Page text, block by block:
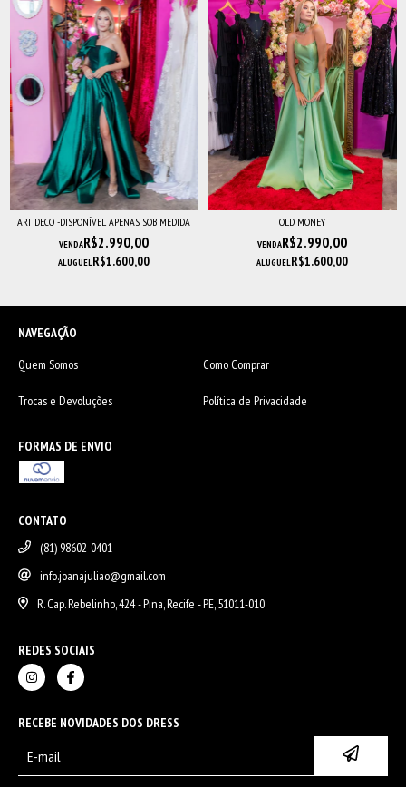
ART DECO -DISPONÍVEL APENAS SOB MEDIDA
VENDAR$2.990,00
ALUGUELR$1.600,00
OLD MONEY
VENDAR$2.990,00
ALUGUELR$1.600,00
NAVEGAÇÃO
Quem Somos
Como Comprar
Trocas e Devoluções Política de Privacidade
FORMAS DE ENVIO
CONTATO
(81) 98602-0401
info.joanajuliao@gmail.com
R. Cap. Rebelinho, 424 - Pina, Recife - PE, 51011-010
REDES SOCIAIS
RECEBE NOVIDADES DOS DRESS